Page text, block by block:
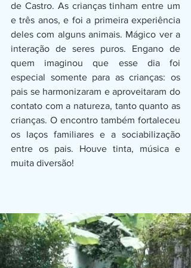
de Castro. As crianças tinham entre um
e três anos, e foi a primeira experiência
deles com alguns animais. Mágico ver a
interação de seres puros. Engano de
quem imaginou que esse dia foi
especial somente para as crianças: os
pais se harmonizaram e aproveitaram do
contato com a natureza, tanto quanto as
crianças. O encontro também fortaleceu
os laços familiares e a sociabilização
entre os pais. Houve tinta, música e
muita diversão!